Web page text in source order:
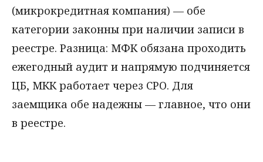
(микрокредитная компания) — обе
категории законны при наличии записи в
реестре. Разница: МФК обязана проходить
ежегодный аудит и напрямую подчиняется
ЦБ, МКК работает через СРО. Для
заемщика обе надежны — главное, что они
в реестре.